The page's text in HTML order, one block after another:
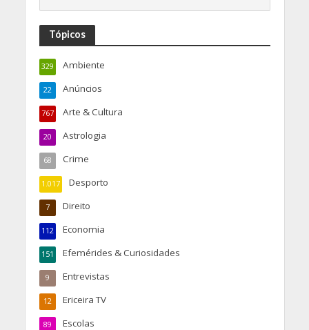
Tópicos
Ambiente
329
Anúncios
22
Arte & Cultura
767
Astrologia
20
Crime
68
Desporto
1.017
Direito
7
Economia
112
Efemérides & Curiosidades
151
Entrevistas
9
Ericeira TV
12
Escolas
89